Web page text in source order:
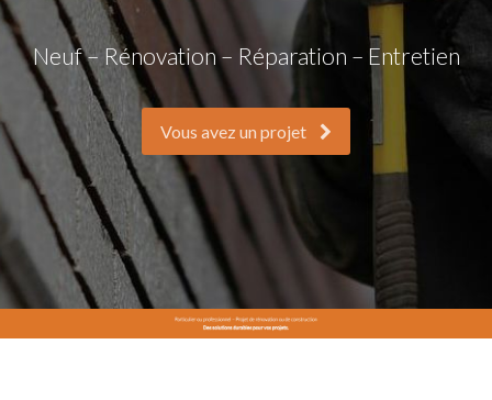
Neuf – Rénovation – Réparation – Entretien
Vous avez un projet